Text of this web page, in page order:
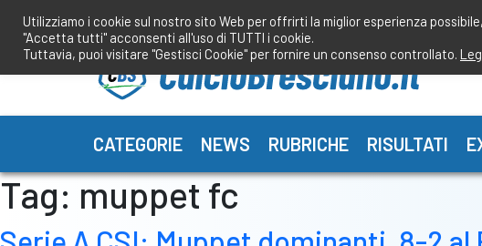
contenuto
CATEGORIE NEWS RUBRICHE RISULTATI
Tag: muppet fc
Utilizziamo i cookie sul nostro sito Web per offrirti la miglior esperienza
"Accetta tutti" acconsenti all'uso di TUTTI i cookie.
Tuttavia, puoi visitare "Gestisci Cookie" per fornire un consenso controllato.